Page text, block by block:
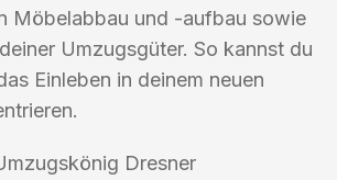
Möbelabbau und -aufbau sowie
Umzugsgüter. So kannst du
Einleben in deinem neuen
Dresner